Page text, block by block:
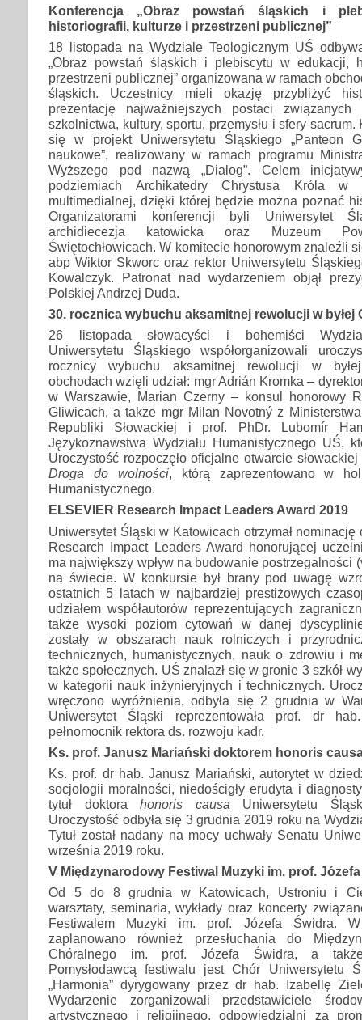
Konferencja „Obraz powstań śląskich i
historiografii, kulturze i przestrzeni publicznej”
18 listopada na Wydziale Teologicznym UŚ
„Obraz powstań śląskich i plebiscytu w edukacji,
przestrzeni publicznej” organizowana w ramach
śląskich. Uczestnicy mieli okazję przybliżyć
prezentację najważniejszych postaci
szkolnictwa, kultury, sportu, przemysłu i sfery sacrum.
się w projekt Uniwersytetu Śląskiego „Panteon
naukowe”, realizowany w ramach programu
Wyższego pod nazwą „Dialog”. Celem
podziemiach Archikatedry Chrystusa Króla w
multimedialnej, dzięki której będzie można poznać
Organizatorami konferencji byli Uniwersytet
archidiecezja katowicka oraz Muzeum
Świętochłowicach. W komitecie honorowym znaleźli
abp Wiktor Skworc oraz rektor Uniwersytetu
Kowalczyk. Patronat nad wydarzeniem objął
Polskiej Andrzej Duda.
30. rocznica wybuchu aksamitnej rewolucji w byłej
26 listopada słowacyści i bohemiści
Uniwersytetu Śląskiego współorganizowali
rocznicy wybuchu aksamitnej rewolucji w
obchodach wzięli udział: mgr Adrián Kromka –
w Warszawie, Marian Czerny – konsul honorowy
Gliwicach, a także mgr Milan Novotný z
Republiki Słowackiej i prof. PhDr. Lubomír
Językoznawstwa Wydziału Humanistycznego UŚ,
Uroczystość rozpoczęło oficjalne otwarcie
Droga do wolności, którą zaprezentowano w
Humanistycznego.
ELSEVIER Research Impact Leaders Award 2019
Uniwersytet Śląski w Katowicach otrzymał
Research Impact Leaders Award honorującej
ma największy wpływ na budowanie postrzegalności
na świecie. W konkursie był brany pod uwagę
ostatnich 5 latach w najbardziej prestiżowych
udziałem współautorów reprezentujących
także wysoki poziom cytowań w danej
zostały w obszarach nauk rolniczych i
technicznych, humanistycznych, nauk o zdrowiu i
także społecznych. UŚ znalazł się w gronie 3 szkół
w kategorii nauk inżynieryjnych i technicznych.
wręczono wyróżnienia, odbyła się 2 grudnia w
Uniwersytet Śląski reprezentowała prof. dr
pełnomocnik rektora ds. rozwoju kadr.
Ks. prof. Janusz Mariański doktorem honoris
Ks. prof. dr hab. Janusz Mariański, autorytet w
socjologii moralności, niedościgły erudyta i
tytuł doktorahonoris causa Uniwersytetu
Uroczystość odbyła się 3 grudnia 2019 roku na
Tytuł został nadany na mocy uchwały Senatu
września 2019 roku.
V Międzynarodowy Festiwal Muzyki im. prof.
Od 5 do 8 grudnia w Katowicach, Ustroniu i
warsztaty, seminaria, wykłady oraz koncerty
Festiwalem Muzyki im. prof. Józefa Świdra.
zaplanowano również przesłuchania do
Chóralnego im. prof. Józefa Świdra, a
Pomysłodawcą festiwalu jest Chór Uniwersytetu
„Harmonia” dyrygowany przez dr hab. Izabellę
Wydarzenie zorganizowali przedstawiciele
artystycznego i religijnego, odpowiedzialni za